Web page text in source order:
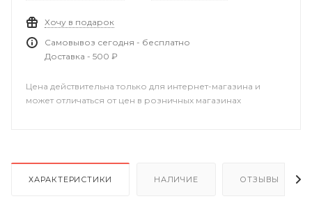
Хочу в подарок
Самовывоз сегодня - бесплатно
Доставка - 500 ₽
Цена действительна только для интернет-магазина и
может отличаться от цен в розничных магазинах
ХАРАКТЕРИСТИКИ НАЛИЧИЕ ОТЗЫВЫ